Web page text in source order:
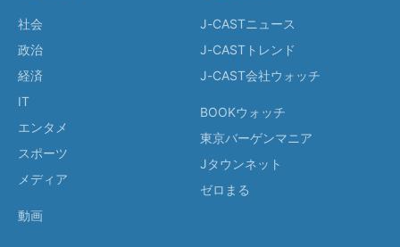
社会
政治
経済
IT
エンタメ
スポーツ
メディア
動画
J-CASTニュース
J-CASTトレンド
J-CAST会社ウォッチ
BOOKウォッチ
東京バーゲンマニア
Jタウンネット
ゼロまる